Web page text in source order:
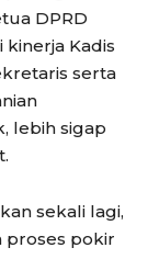
DPRD
Kadis
serta
lebih sigap
sekali lagi,
proses pokir